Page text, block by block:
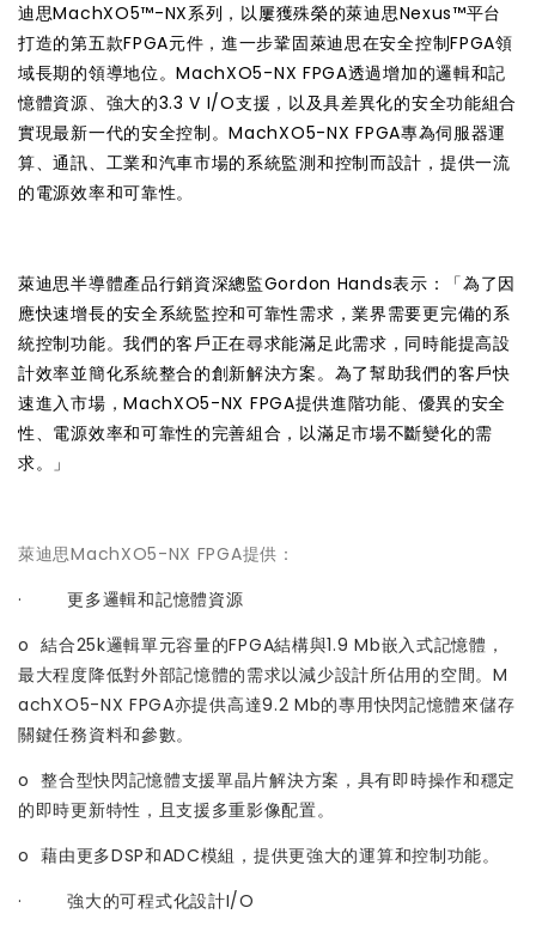
迪思MachXO5™-NX系列，以屢獲殊榮的萊迪思Nexus™平台
打造的第五款FPGA元件，進一步鞏固萊迪思在安全控制FPGA領
域長期的領導地位。MachXO5-NX FPGA透過增加的邏輯和記
憶體資源、強大的3.3 V I/O支援，以及具差異化的安全功能組合
實現最新一代的安全控制。MachXO5-NX FPGA專為伺服器運
算、通訊、工業和汽車市場的系統監測和控制而設計，提供一流
的電源效率和可靠性。
萊迪思半導體產品行銷資深總監Gordon Hands表示：「為了因
應快速增長的安全系統監控和可靠性需求，業界需要更完備的系
統控制功能。我們的客戶正在尋求能滿足此需求，同時能提高設
計效率並簡化系統整合的創新解決方案。為了幫助我們的客戶快
速進入市場，MachXO5-NX FPGA提供進階功能、優異的安全
性、電源效率和可靠性的完善組合，以滿足市場不斷變化的需
求。」
萊迪思MachXO5-NX FPGA提供：
· 更多邏輯和記憶體資源
o 結合25k邏輯單元容量的FPGA結構與1.9 Mb嵌入式記憶體，
最大程度降低對外部記憶體的需求以減少設計所佔用的空間。M
achXO5-NX FPGA亦提供高達9.2 Mb的專用快閃記憶體來儲存
關鍵任務資料和參數。
o 整合型快閃記憶體支援單晶片解決方案，具有即時操作和穩定
的即時更新特性，且支援多重影像配置。
o 藉由更多DSP和ADC模組，提供更強大的運算和控制功能。
· 強大的可程式化設計I/O